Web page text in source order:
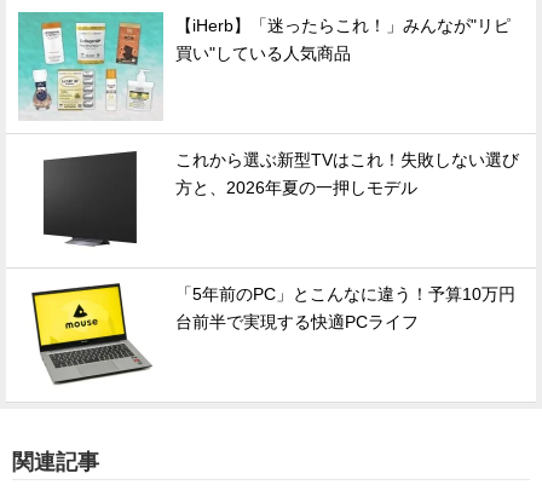
【iHerb】「迷ったらこれ！」みんなが"リピ
買い"している人気商品
これから選ぶ新型TVはこれ！失敗しない選び
方と、2026年夏の一押しモデル
「5年前のPC」とこんなに違う！予算10万円
台前半で実現する快適PCライフ
関連記事